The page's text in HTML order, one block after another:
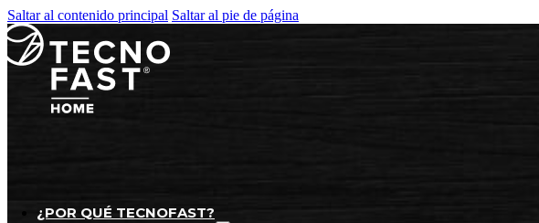
Saltar al contenido principal Saltar al pie de página
¿POR QUÉ TECNOFAST?